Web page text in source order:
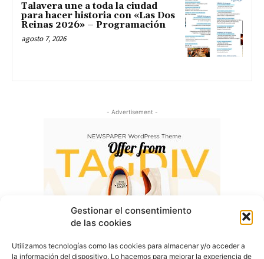
Gestionar el consentimiento
de las cookies
Utilizamos tecnologías como las cookies para almacenar y/o acceder a
la información del dispositivo. Lo hacemos para mejorar la experiencia de
Talavera une a toda la ciudad
para hacer historia con «Las Dos
Reinas 2026» – Programación
agosto 7, 2026
- Advertisement -